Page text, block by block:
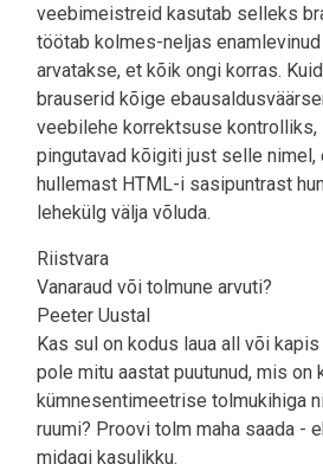
veebimeistreid kasutab selleks
töötab kolmes-neljas
arvatakse, et kõik ongi korras.
brauserid kõige
veebilehe korrektsuse kontrolliks,
pingutavad kõigiti just selle nimel,
hullemast HTML-i sasipuntrast
lehekülg välja võluda.
Riistvara
Vanaraud või tolmune arvuti?
Peeter Uustal
Kas sul on kodus laua all või
pole mitu aastat puutunud, mis on
kümnesentimeetrise tolmukihiga
ruumi? Proovi tolm maha saada -
midagi kasulikku.